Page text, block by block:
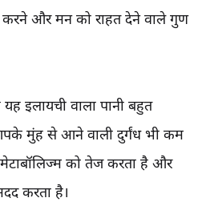
करने और मन को राहत देने वाले गुण
इलायची वाला पानी बहुत
मुंह से आने वाली दुर्गंध भी कम
को तेज करता है और
करता है।